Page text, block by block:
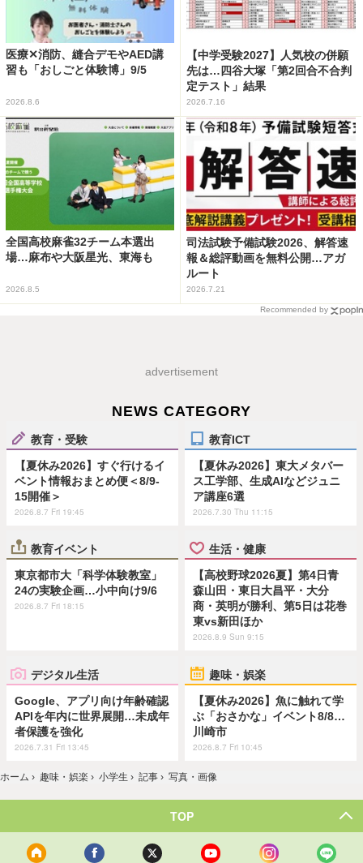
医療✕消防、縫合デモやAED講
習も「おしごと体験博」9/5
2026.8.6
【中学受験2027】人気校の併願
先は…四谷大塚「第2回合不合判
定テスト」結果
2026.7.16
全国高校麻雀32チーム本選出
場…麻布や大阪星光、東海も
2026.8.5
司法試験予備試験2026、解答速
報＆総評動画を無料公開…アガ
ルート
2026.7.21
Recommended by
advertisement
NEWS CATEGORY
教育・受験
【夏休み2026】すぐ行けるイ
ベント情報おまとめ便＜8/9-
15開催＞
2026.8.7 Fri 19:45
教育ICT
【夏休み2026】東大メタバー
ス工学部、生成AIなどジュニ
ア講座6選
2026.7.30 Thu 11:15
教育イベント
東京都市大「科学体験教室」
24の実験企画…小中向け9/6
2026.8.7 Fri 18:15
生活・健康
【高校野球2026夏】第4日青
森山田・東日大昌平・大分
商・英明が勝利、第5日は花巻
東vs新田ほか
2026.8.9 Sun 9:15
デジタル生活
Google、アプリ向け年齢確認
APIを年内に世界展開…未成年
者保護を強化
2026.7.31 Fri 13:45
趣味・娯楽
【夏休み2026】魚に触れて学
ぶ「おさかな」イベント8/8…
川崎市
2026.8.7 Fri 10:45
ホーム › 趣味・娯楽 › 小学生 › 記事 › 写真・画像
TOP